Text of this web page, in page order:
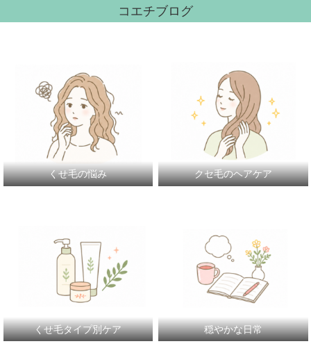
コエチブログ
くせ毛の悩み クセ毛のヘアケア
くせ毛タイプ別ケア 穏やかな日常